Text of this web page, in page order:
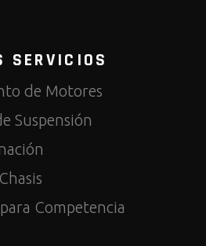
SERVICIOS
de Motores
Suspensión
Competencia